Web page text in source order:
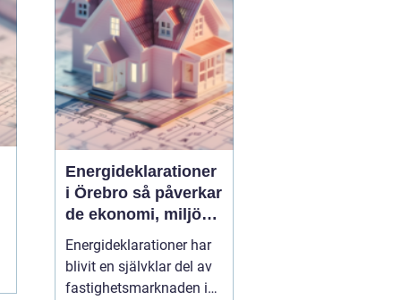
Energideklarationer
i Örebro så påverkar
de ekonomi, miljö
och boende
Energideklarationer har
blivit en självklar del av
fastighetsmarknaden i